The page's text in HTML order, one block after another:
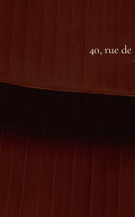
40, rue